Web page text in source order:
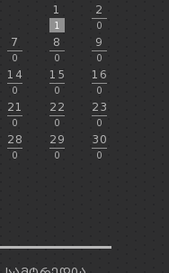
1
1
2
0
7
0
8
0
9
0
14
0
15
0
16
0
21
0
22
0
23
0
28
0
29
0
30
0